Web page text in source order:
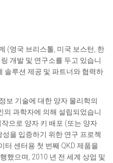
(영국 브리스톨, 미국 보스턴, 한
개발 및 연구소를 두고 있습니
솔루션 제공 및 파트너와 협력하
보 기술에 대한 양자 물리학의
의 과학자에 의해 설립되었습니
으로 양자 키 배포 (또는 양자
을 입증하기 위한 연구 프로젝
터 센터용 첫 번째 QKD 제품을
했으며, 2010 년 전 세계 상업 및